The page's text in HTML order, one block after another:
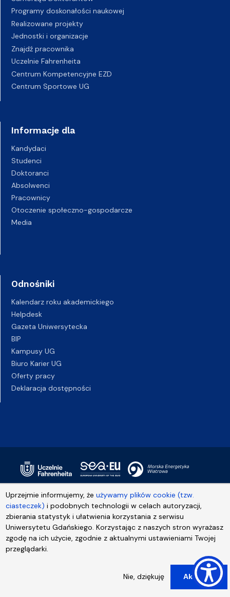
Uprzejmie informujemy, żeużywamy plików cookie (tzw.
ciasteczek) i podobnych technologii w celach autoryzacji,
zbierania statystyk i ułatwienia korzystania z serwisu
Uniwersytetu Gdańskiego. Korzystając z naszych stron wyrażasz
zgodę na ich użycie, zgodnie z aktualnymi ustawieniami Twojej
przeglądarki.
Nie, dziękuję Akceptuj
Programy doskonałości naukowej
Realizowane projekty
Jednostki i organizacje
Znajdź pracownika
Uczelnie Fahrenheita
Centrum Kompetencyjne EZD
Centrum Sportowe UG
Informacje dla
Kandydaci
Studenci
Doktoranci
Absolwenci
Pracownicy
Otoczenie społeczno-gospodarcze
Media
Odnośniki
Kalendarz roku akademickiego
Helpdesk
Gazeta Uniwersytecka
BIP
Kampusy UG
Biuro Karier UG
Oferty pracy
Deklaracja dostępności